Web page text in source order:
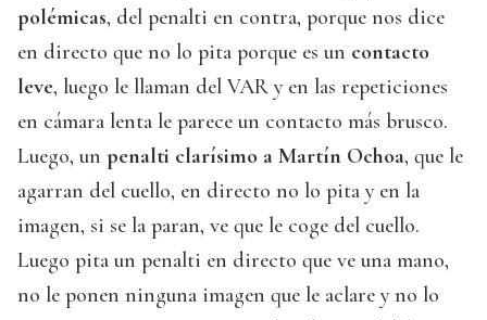
polémicas, del penalti en contra, porque nos dice
en directo que no lo pita porque es un contacto
leve, luego le llaman del VAR y en las repeticiones
en cámara lenta le parece un contacto más brusco.
Luego, un penalti clarísimo a Martín Ochoa, que le
agarran del cuello, en directo no lo pita y en la
imagen, si se la paran, ve que le coge del cuello.
Luego pita un penalti en directo que ve una mano,
no le ponen ninguna imagen que le aclare y no lo